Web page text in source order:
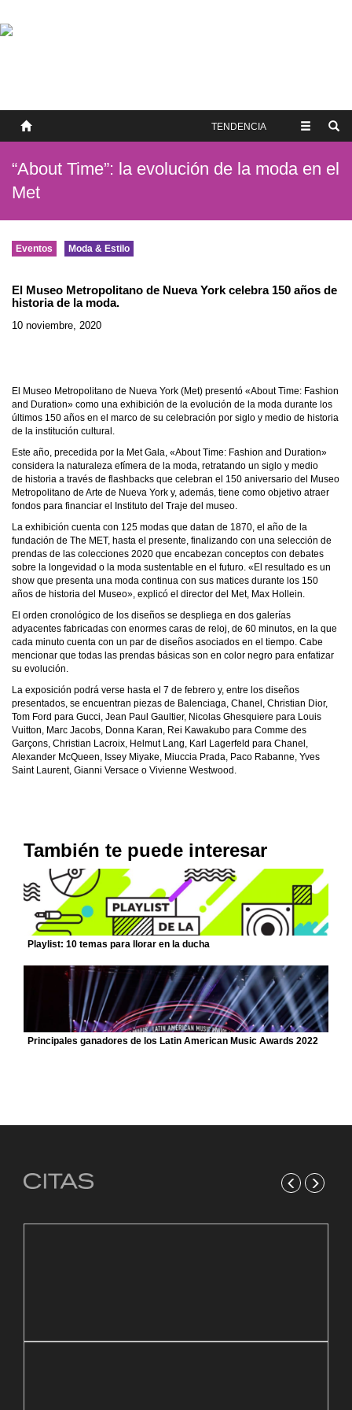
SOBRE NOSOTROS
TENDENCIA
“About Time”: la evolución de la moda en el
Met
Eventos Moda & Estilo
El Museo Metropolitano de Nueva York celebra 150 años de
historia de la moda.
10 noviembre, 2020
El Museo Metropolitano de Nueva York (Met) presentó «About Time: Fashion
and Duration» como una exhibición de la evolución de la moda durante los
últimos 150 años en el marco de su celebración por siglo y medio de historia
de la institución cultural.
Este año, precedida por la Met Gala, «About Time: Fashion and Duration»
considera la naturaleza efímera de la moda, retratando un siglo y medio
de historia a través de flashbacks que celebran el 150 aniversario del Museo
Metropolitano de Arte de Nueva York y, además, tiene como objetivo atraer
fondos para financiar el Instituto del Traje del museo.
La exhibición cuenta con 125 modas que datan de 1870, el año de la
fundación de The MET, hasta el presente, finalizando con una selección de
prendas de las colecciones 2020 que encabezan conceptos con debates
sobre la longevidad o la moda sustentable en el futuro. «El resultado es un
show que presenta una moda continua con sus matices durante los 150
años de historia del Museo», explicó el director del Met, Max Hollein.
El orden cronológico de los diseños se despliega en dos galerías
adyacentes fabricadas con enormes caras de reloj, de 60 minutos, en la que
cada minuto cuenta con un par de diseños asociados en el tiempo. Cabe
mencionar que todas las prendas básicas son en color negro para enfatizar
su evolución.
La exposición podrá verse hasta el 7 de febrero y, entre los diseños
presentados, se encuentran piezas de Balenciaga, Chanel, Christian Dior,
Tom Ford para Gucci, Jean Paul Gaultier, Nicolas Ghesquiere para Louis
Vuitton, Marc Jacobs, Donna Karan, Rei Kawakubo para Comme des
Garçons, Christian Lacroix, Helmut Lang, Karl Lagerfeld para Chanel,
Alexander McQueen, Issey Miyake, Miuccia Prada, Paco Rabanne, Yves
Saint Laurent, Gianni Versace o Vivienne Westwood.
También te puede interesar
Playlist: 10 temas para llorar en la ducha
Principales ganadores de los Latin American Music Awards 2022